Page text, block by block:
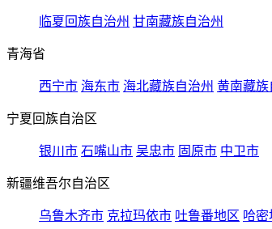
临夏回族自治州 甘南藏族自治州
青海省
西宁市 海东市 海北藏族自治州 黄南藏族
宁夏回族自治区
银川市 石嘴山市 吴忠市 固原市 中卫市
新疆维吾尔自治区
乌鲁木齐市 克拉玛依市 吐鲁番地区 哈密